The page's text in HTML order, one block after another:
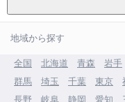
地域から探す
全国 北海道 青森 岩手
群馬
埼玉 千葉 東京
長野
岐阜 静岡 愛知